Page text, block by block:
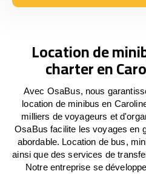
Location de
charter en
Avec OsaBus, nous
location de minibus en
milliers de voyageurs et
OsaBus facilite les voyages en
abordable. Location de bus,
ainsi que des services de
Notre entreprise se